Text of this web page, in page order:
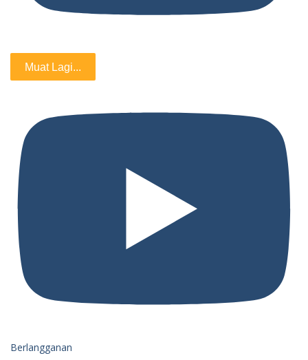
Muat Lagi...
Berlangganan